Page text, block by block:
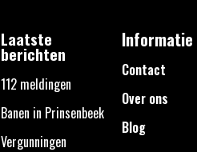
Laatste
berichten
112 meldingen
Banen in Prinsenbeek
Vergunningen
Informatie
Contact
Over ons
Blog